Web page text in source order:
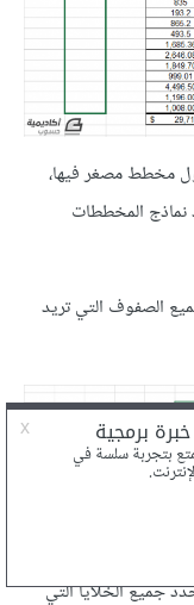
مخطط مصغر فيها،
نماذج المخططات
الصفوف التي تريد
جميع الخلايا التي